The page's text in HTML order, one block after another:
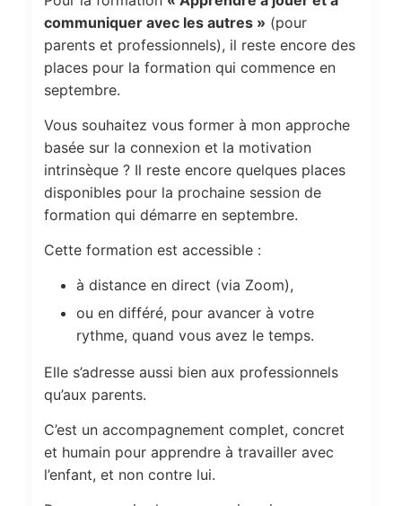
communiquer avec les autres » (pour
parents et professionnels), il reste encore des
places pour la formation qui commence en
septembre.
Vous souhaitez vous former à mon approche
basée sur la connexion et la motivation
intrinsèque ? Il reste encore quelques places
disponibles pour la prochaine session de
formation qui démarre en septembre.
Cette formation est accessible :
à distance en direct (via Zoom),
ou en différé, pour avancer à votre
rythme, quand vous avez le temps.
Elle s’adresse aussi bien aux professionnels
qu’aux parents.
C’est un accompagnement complet, concret
et humain pour apprendre à travailler avec
l’enfant, et non contre lui.